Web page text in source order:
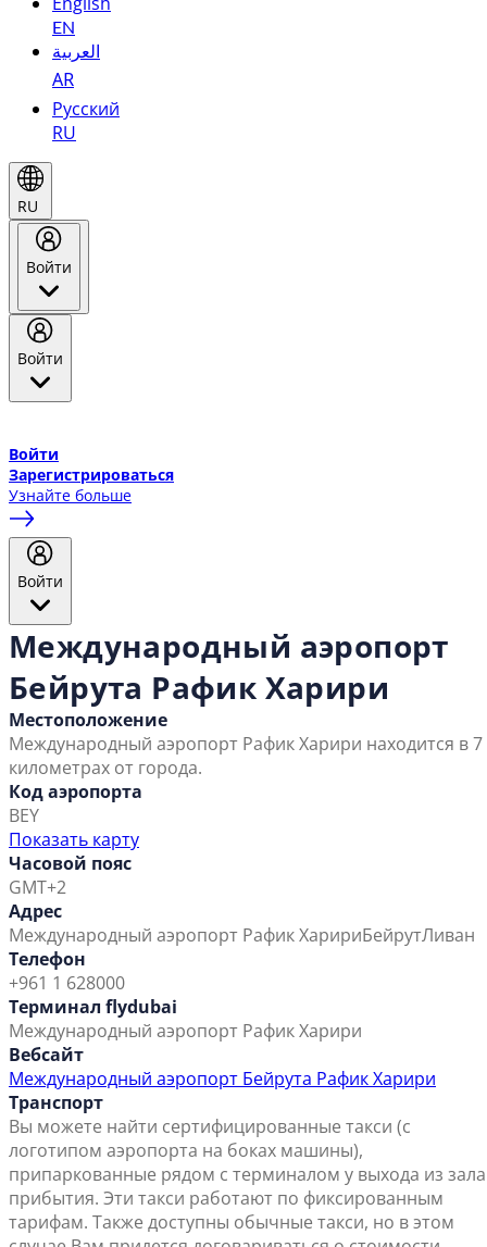
EN
العربية
AR
Русский
RU
RU
Войти
Войти
Войти
Зарегистрироваться
Узнайте больше
Войти
Международный аэропорт
Бейрута Рафик Харири
Местоположение
Международный аэропорт Рафик Харири находится в 7
километрах от города.
Код аэропорта
BEY
Показать карту
Часовой пояс
GMT+2
Адрес
Международный аэропорт Рафик ХаририБейрутЛиван
Телефон
+961 1 628000
Терминал flydubai
Международный аэропорт Рафик Харири
Вебсайт
Международный аэропорт Бейрута Рафик Харири
Транспорт
Вы можете найти сертифицированные такси (с
логотипом аэропорта на боках машины),
припаркованные рядом с терминалом у выхода из зала
прибытия. Эти такси работают по фиксированным
тарифам. Также доступны обычные такси, но в этом